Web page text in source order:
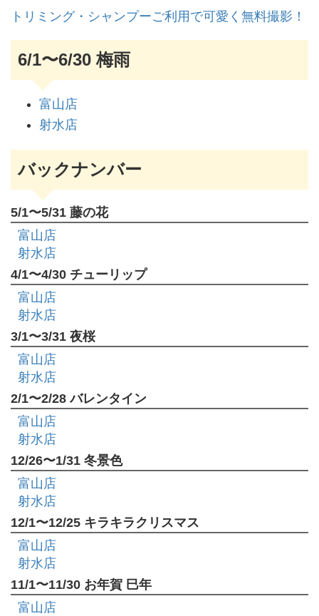
トリミング・シャンプーご利用で可愛く無料撮影！
6/1〜6/30 梅雨
富山店
射水店
バックナンバー
5/1〜5/31 藤の花
富山店
射水店
4/1〜4/30 チューリップ
富山店
射水店
3/1〜3/31 夜桜
富山店
射水店
2/1〜2/28 バレンタイン
富山店
射水店
12/26〜1/31 冬景色
富山店
射水店
12/1〜12/25 キラキラクリスマス
富山店
射水店
11/1〜11/30 お年賀 巳年
富山店